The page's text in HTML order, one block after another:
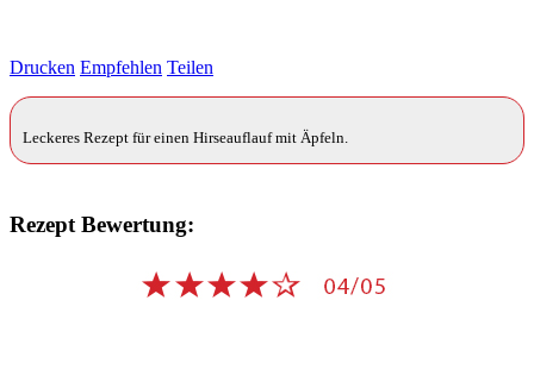
Drucken Empfehlen Teilen
Leckeres Rezept für einen Hirseauflauf mit Äpfeln.
Rezept Bewertung: